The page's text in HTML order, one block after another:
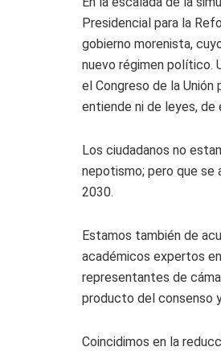
Presidencial para la
gobierno morenista,
nuevo régimen político.
el Congreso de la
entiende ni de leyes,
Los ciudadanos no
nepotismo; pero que se
2030.
Estamos también de
académicos expertos
representantes de
producto del consenso
Coincidimos en la